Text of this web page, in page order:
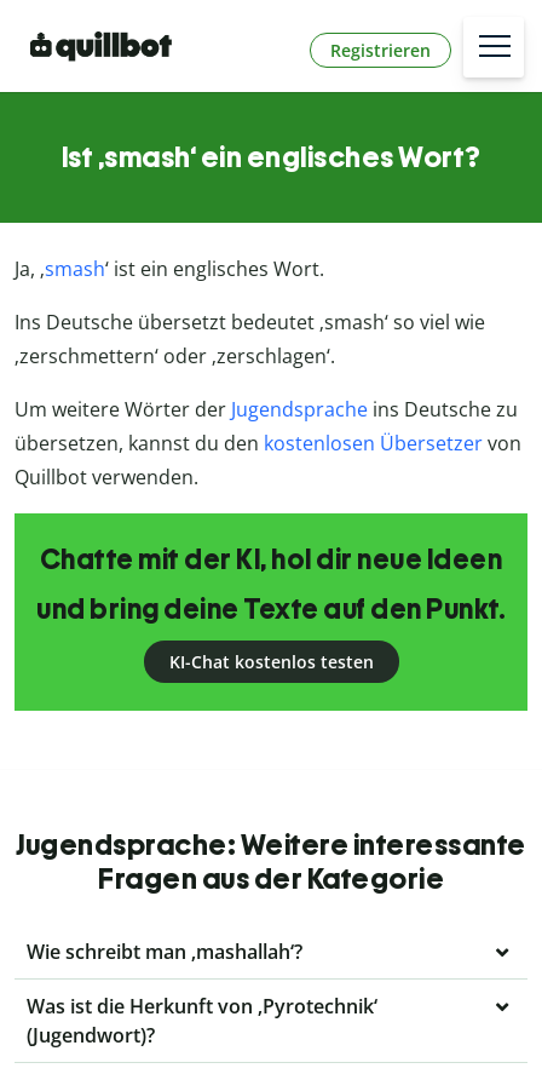
Registrieren
Ist ‚smash‘ ein englisches Wort?
Ja, ‚smash‘ ist ein englisches Wort.
Ins Deutsche übersetzt bedeutet ‚smash‘ so viel wie
‚zerschmettern‘ oder ‚zerschlagen‘.
Um weitere Wörter der Jugendsprache ins Deutsche zu
übersetzen, kannst du den kostenlosen Übersetzervon
Quillbot verwenden.
Chatte mit der KI, hol dir neue Ideen
und bring deine Texte auf den Punkt.
KI-Chat kostenlos testen
Jugendsprache: Weitere interessante
Fragen aus der Kategorie
Wie schreibt man ‚mashallah‘?
Was ist die Herkunft von ‚Pyrotechnik‘
(Jugendwort)?